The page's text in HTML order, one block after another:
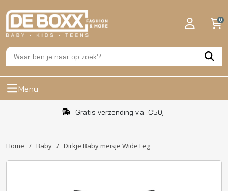
0
Menu
Gratis verzending v.a. €50,-
Home / Baby / Dirkje Baby meisje Wide Leg